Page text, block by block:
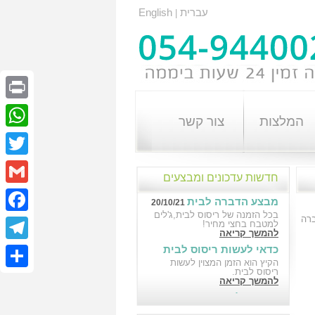
עברית English
המלצות צור קשר
חדשות עדכונים ומבצעים
מבצע הדברה לבית
בכל הזמנה של ריסוס לבית,ג'לים
למטבח בחצי מחיר!
להמשך קריאה
כדאי לעשות ריסוס לבית
18/10/21
הקיץ הוא הזמן המצוין לעשות
ריסוס לבית.
להמשך קריאה
הדברה לבניין במבצע
Print
Twitter
Gmail